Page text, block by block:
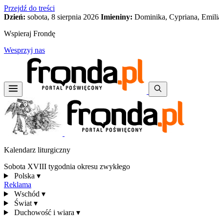
Przejdź do treści
Dzień: sobota, 8 sierpnia 2026 Imieniny: Dominika, Cypriana,
Wspieraj Frondę
Wesprzyj nas
Kalendarz liturgiczny
Sobota XVIII tygodnia okresu zwykłego
Polska ▾
Reklama
Wschód ▾
Świat ▾
Duchowość i wiara ▾